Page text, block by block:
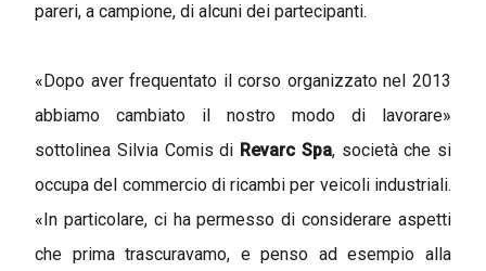
pareri, a campione, di alcuni dei partecipanti.
«Dopo aver frequentato il corso organizzato nel 2013
abbiamo cambiato il nostro modo di lavorare»
sottolinea Silvia Comis di Revarc Spa, società che si
occupa del commercio di ricambi per veicoli industriali.
«In particolare, ci ha permesso di considerare aspetti
che prima trascuravamo, e penso ad esempio alla